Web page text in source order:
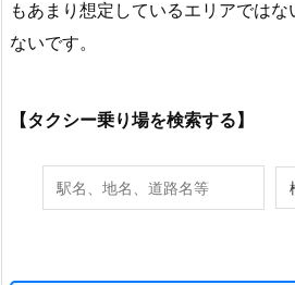
もあまり想定しているエリアでは
ないです。
【タクシー乗り場を検索する】